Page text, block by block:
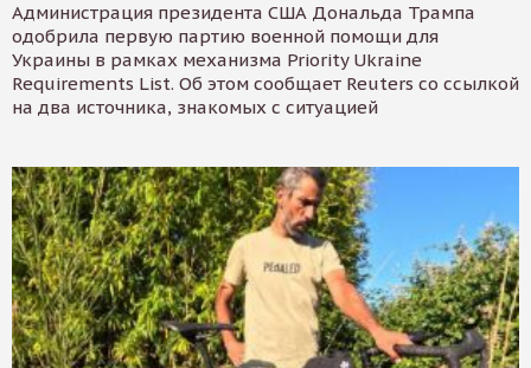
Администрация президента США Дональда Трампа
одобрила первую партию военной помощи для
Украины в рамках механизма Priority Ukraine
Requirements List. Об этом сообщает Reuters со ссылкой
на два источника, знакомых с ситуацией